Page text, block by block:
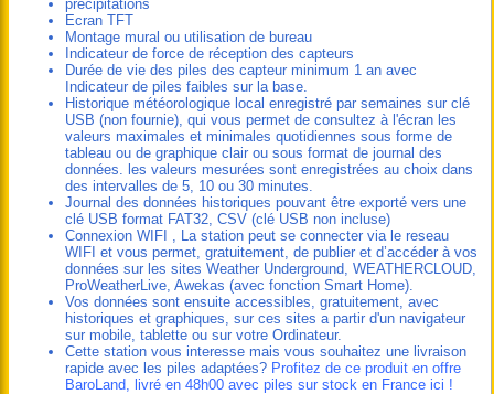
précipitations
Ecran TFT
Montage mural ou utilisation de bureau
Indicateur de force de réception des capteurs
Durée de vie des piles des capteur minimum 1 an avec
Indicateur de piles faibles sur la base.
Historique météorologique local enregistré par semaines sur clé
USB (non fournie), qui vous permet de consultez à l'écran les
valeurs maximales et minimales quotidiennes sous forme de
tableau ou de graphique clair ou sous format de journal des
données. les valeurs mesurées sont enregistrées au choix dans
des intervalles de 5, 10 ou 30 minutes.
Journal des données historiques pouvant être exporté vers une
clé USB format FAT32, CSV (clé USB non incluse)
Connexion WIFI , La station peut se connecter via le reseau
WIFI et vous permet, gratuitement, de publier et d’accéder à vos
données sur les sites Weather Underground, WEATHERCLOUD,
ProWeatherLive, Awekas (avec fonction Smart Home).
Vos données sont ensuite accessibles, gratuitement, avec
historiques et graphiques, sur ces sites a partir d'un navigateur
sur mobile, tablette ou sur votre Ordinateur.
Cette station vous interesse mais vous souhaitez une livraison
rapide avec les piles adaptées? Profitez de ce produit en offre
BaroLand, livré en 48h00 avec piles sur stock en France ici !